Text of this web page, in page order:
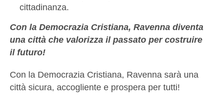
cittadinanza.
Con la Democrazia Cristiana, Ravenna diventa
una città che valorizza il passato per costruire
il futuro!
Con la Democrazia Cristiana, Ravenna sarà una
città sicura, accogliente e prospera per tutti!